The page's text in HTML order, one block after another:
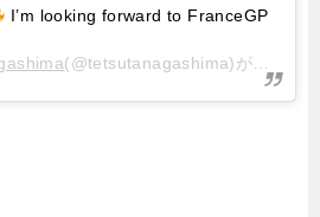
I’m looking forward to FranceGP
(@tetsutanagashima)がシェアした投稿 –